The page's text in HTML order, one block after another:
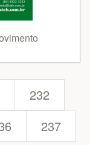
232
237